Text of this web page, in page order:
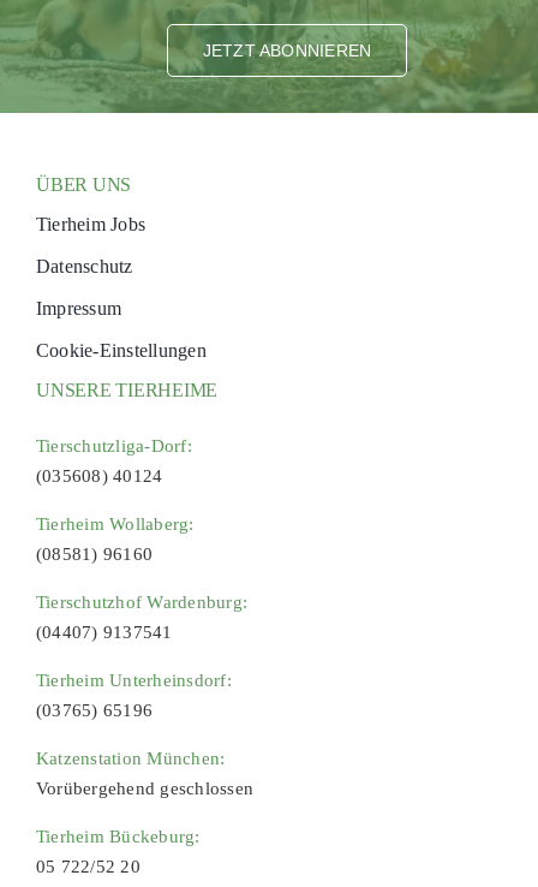
JETZT ABONNIEREN
ÜBER UNS
Tierheim Jobs
Datenschutz
Impressum
Cookie-Einstellungen
UNSERE TIERHEIME
Tierschutzliga-Dorf:
(035608) 40124
Tierheim Wollaberg:
(08581) 96160
Tierschutzhof Wardenburg:
(04407) 9137541
Tierheim Unterheinsdorf:
(03765) 65196
Katzenstation München:
Vorübergehend geschlossen
Tierheim Bückeburg:
05 722/52 20